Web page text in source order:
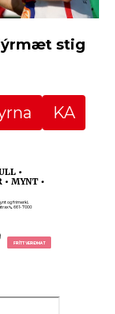
stig
KA